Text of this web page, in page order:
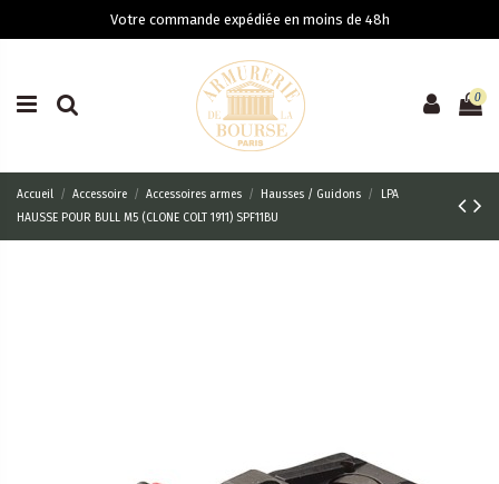
Votre commande expédiée en moins de 48h
0
Accueil Accessoire Accessoires armes Hausses / Guidons
LPA
HAUSSE POUR BULL M5 (CLONE COLT 1911) SPF11BU